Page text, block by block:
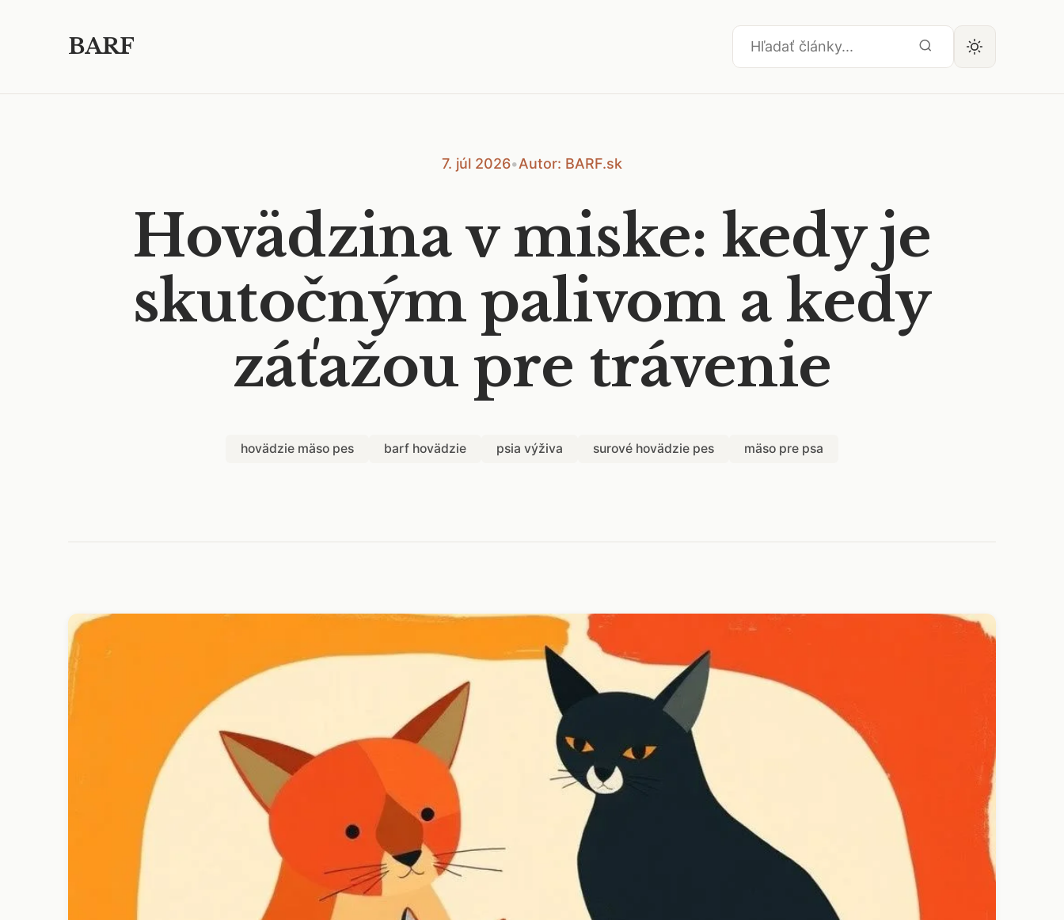
BARF
7. júl 2026•Autor: BARF.sk
Hovädzina v miske: kedy je
skutočným palivom a kedy
záťažou pre trávenie
hovädzie mäso pes barf hovädzie psia výživa surové hovädzie pes mäso pre psa